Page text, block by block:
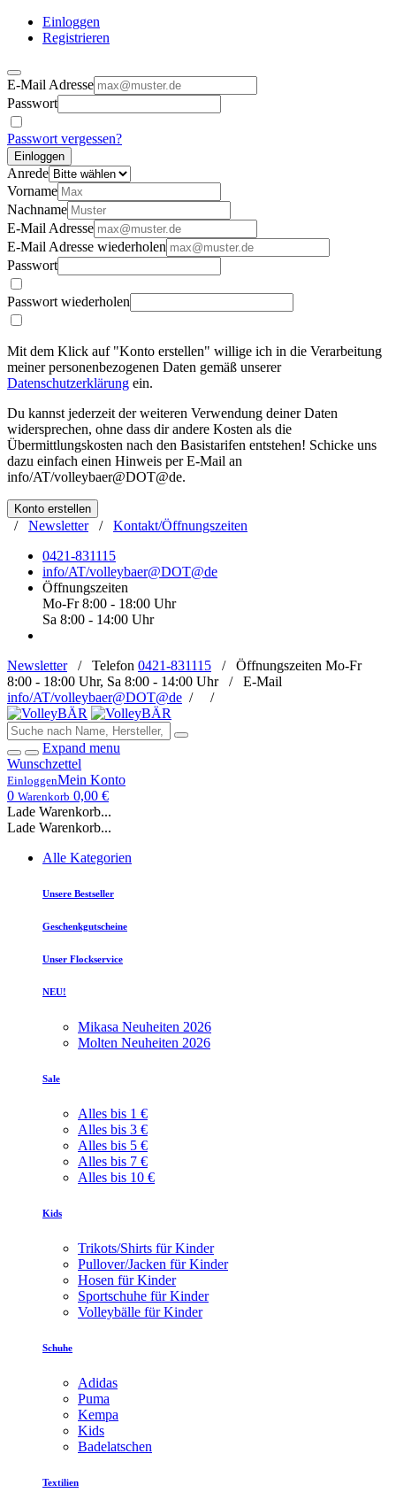
Einloggen
Registrieren
E-Mail Adresse
Passwort
Passwort vergessen?
Einloggen
Anrede
Vorname
Nachname
E-Mail Adresse
E-Mail Adresse wiederholen
Passwort
Passwort wiederholen
Mit dem Klick auf "Konto erstellen" willige ich in die Verarbeitung
meiner personenbezogenen Daten gemäß unserer
Datenschutzerklärung ein.
Du kannst jederzeit der weiteren Verwendung deiner Daten
widersprechen, ohne dass dir andere Kosten als die
Übermittlungskosten nach den Basistarifen entstehen! Schicke uns
dazu einfach einen Hinweis per E-Mail an
info/AT/volleybaer@DOT@de.
Konto erstellen
/ Newsletter/ Kontakt/Öffnungszeiten
0421-831115
info/AT/volleybaer@DOT@de
Öffnungszeiten
Mo-Fr 8:00 - 18:00 Uhr
Sa 8:00 - 14:00 Uhr
Newsletter/ Telefon 0421-831115 / Öffnungszeiten Mo-Fr
8:00 - 18:00 Uhr, Sa 8:00 - 14:00 Uhr / E-Mail
info/AT/volleybaer@DOT@de / /
Expand menu
Wunschzettel
EinloggenMein Konto
0 Warenkorb 0,00 €
Lade Warenkorb...
Lade Warenkorb...
Alle Kategorien
Unsere Bestseller
Geschenkgutscheine
Unser Flockservice
NEU!
Mikasa Neuheiten 2026
Molten Neuheiten 2026
Sale
Alles bis 1 €
Alles bis 3 €
Alles bis 5 €
Alles bis 7 €
Alles bis 10 €
Kids
Trikots/Shirts für Kinder
Pullover/Jacken für Kinder
Hosen für Kinder
Sportschuhe für Kinder
Volleybälle für Kinder
Schuhe
Adidas
Puma
Kempa
Kids
Badelatschen
Textilien